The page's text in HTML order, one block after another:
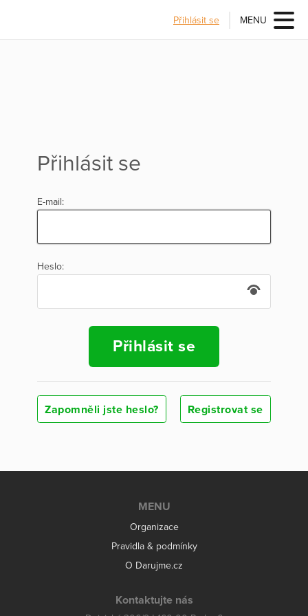
Přihlásit se MENU
Přihlásit se
E-mail:
Heslo:
Přihlásit se
Zapomněli jste heslo? Registrovat se
MENU
Organizace
Pravidla & podmínky
O Darujme.cz
Kontaktujte nás